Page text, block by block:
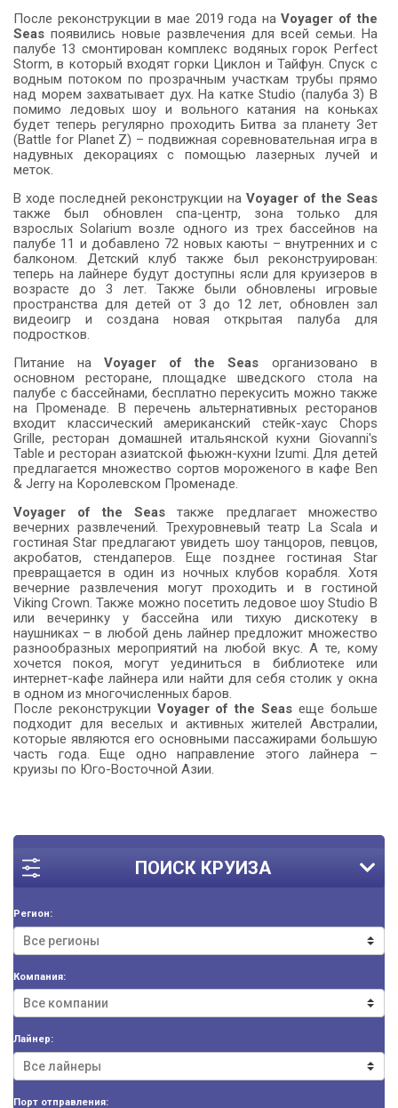
ПОИСК КРУИЗА
Регион:
Компания:
Лайнер:
Порт отправления:
После реконструкции в мае 2019 года наVoyager of the
Seas появились новые развлечения для всей семьи. На
палубе 13 смонтирован комплекс водяных горок Perfect
Storm, в который входят горки Циклон и Тайфун. Спуск с
водным потоком по прозрачным участкам трубы прямо
над морем захватывает дух. На катке Studio (палуба 3) B
помимо ледовых шоу и вольного катания на коньках
будет теперь регулярно проходить Битва за планету Зет
(Battle for Planet Z) – подвижная соревновательная игра в
надувных декорациях с помощью лазерных лучей и
меток.
В ходе последней реконструкции наVoyager of the Seas
также был обновлен спа-центр, зона только для
взрослых Solarium возле одного из трех бассейнов на
палубе 11 и добавлено 72 новых каюты – внутренних и с
балконом. Детский клуб также был реконструирован:
теперь на лайнере будут доступны ясли для круизеров в
возрасте до 3 лет. Также были обновлены игровые
пространства для детей от 3 до 12 лет, обновлен зал
видеоигр и создана новая открытая палуба для
подростков.
Питание наVoyager of the Seas организовано в
основном ресторане, площадке шведского стола на
палубе с бассейнами, бесплатно перекусить можно также
на Променаде. В перечень альтернативных ресторанов
входит классический американский стейк-хаус Chops
Grille, ресторан домашней итальянской кухни Giovanni's
Table и ресторан азиатской фьюжн-кухни Izumi. Для детей
предлагается множество сортов мороженого в кафе Ben
& Jerry на Королевском Променаде.
Voyager of the Seas также предлагает множество
вечерних развлечений. Трехуровневый театр La Scala и
гостиная Star предлагают увидеть шоу танцоров, певцов,
акробатов, стендаперов. Еще позднее гостиная Star
превращается в один из ночных клубов корабля. Хотя
вечерние развлечения могут проходить и в гостиной
Viking Crown. Также можно посетить ледовое шоу Studio B
или вечеринку у бассейна или тихую дискотеку в
наушниках – в любой день лайнер предложит множество
разнообразных мероприятий на любой вкус. А те, кому
хочется покоя, могут уединиться в библиотеке или
интернет-кафе лайнера или найти для себя столик у окна
в одном из многочисленных баров.
После реконструкции Voyager of the Seas еще больше
подходит для веселых и активных жителей Австралии,
которые являются его основными пассажирами большую
часть года. Еще одно направление этого лайнера –
круизы по Юго-Восточной Азии.